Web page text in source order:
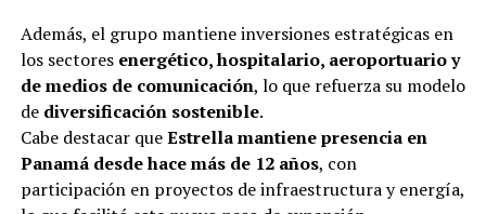
Además, el grupo mantiene inversiones estratégicas en
los sectores energético, hospitalario, aeroportuario y
de medios de comunicación, lo que refuerza su modelo
de diversificación sostenible.
Cabe destacar queEstrella mantiene presencia en
Panamá desde hace más de 12 años, con
participación en proyectos de infraestructura y energía,